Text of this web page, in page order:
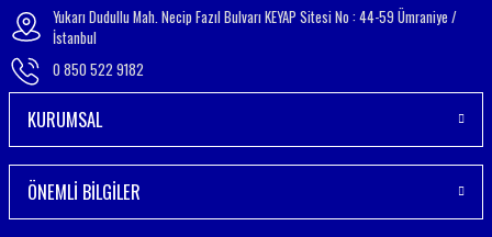
Yukarı Dudullu Mah. Necip Fazıl Bulvarı KEYAP Sitesi No : 44-59 Ümraniye /
İstanbul
0 850 522 9182
KURUMSAL
ÖNEMLİ BİLGİLER